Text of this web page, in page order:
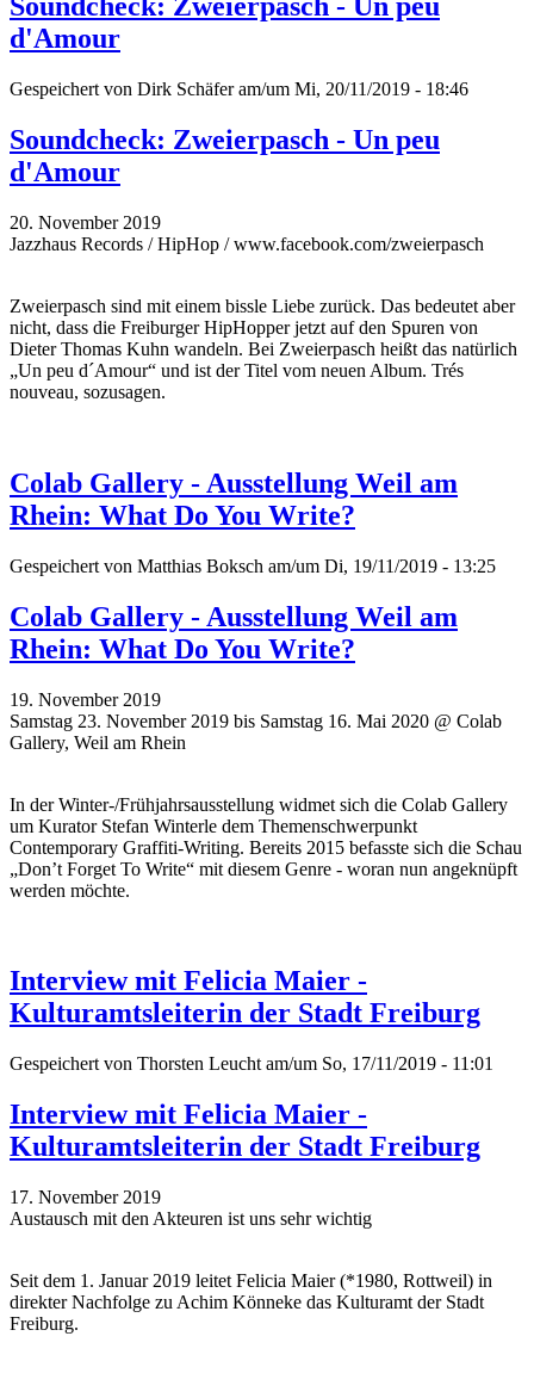
Soundcheck: Zweierpasch - Un peu
d'Amour
Gespeichert von Dirk Schäferam/um Mi, 20/11/2019 - 18:46
Soundcheck: Zweierpasch - Un peu
d'Amour
20. November 2019
Jazzhaus Records / HipHop / www.facebook.com/zweierpasch
Zweierpasch sind mit einem bissle Liebe zurück. Das bedeutet aber
nicht, dass die Freiburger HipHopper jetzt auf den Spuren von
Dieter Thomas Kuhn wandeln. Bei Zweierpasch heißt das natürlich
„Un peu d´Amour“ und ist der Titel vom neuen Album. Trés
nouveau, sozusagen.
Colab Gallery - Ausstellung Weil am
Rhein: What Do You Write?
Gespeichert von Matthias Boksch am/um Di, 19/11/2019 - 13:25
Colab Gallery - Ausstellung Weil am
Rhein: What Do You Write?
19. November 2019
Samstag 23. November 2019 bis Samstag 16. Mai 2020 @ Colab
Gallery, Weil am Rhein
In der Winter-/Frühjahrsausstellung widmet sich die Colab Gallery
um Kurator Stefan Winterle dem Themenschwerpunkt
Contemporary Graffiti-Writing. Bereits 2015 befasste sich die Schau
„Don’t Forget To Write“ mit diesem Genre - woran nun angeknüpft
werden möchte.
Interview mit Felicia Maier -
Kulturamtsleiterin der Stadt Freiburg
Gespeichert von Thorsten Leucht am/um So, 17/11/2019 - 11:01
Interview mit Felicia Maier -
Kulturamtsleiterin der Stadt Freiburg
17. November 2019
Austausch mit den Akteuren ist uns sehr wichtig
Seit dem 1. Januar 2019 leitet Felicia Maier (*1980, Rottweil) in
direkter Nachfolge zu Achim Könneke das Kulturamt der Stadt
Freiburg.